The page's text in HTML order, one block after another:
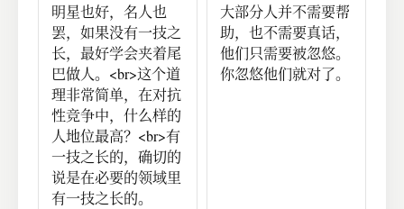
明星也好，名人也
罢，如果没有一技之
长，最好学会夹着尾
巴做人。<br>这个道
理非常简单，在对抗
性竞争中，什么样的
人地位最高？<br>有
一技之长的，确切的
说是在必要的领域里
有一技之长的。
大部分人并不需要帮
助，也不需要真话，
他们只需要被忽悠。
你忽悠他们就对了。